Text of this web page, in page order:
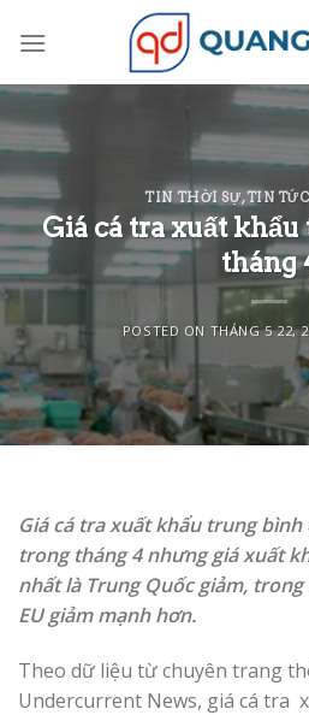
TIN THỜI SỰ,TIN
Giá cá tra xuất
tháng
POSTED ON THÁNG 5 22,
Giá cá tra xuất khẩu trung
trong tháng 4 nhưng giá xuất
nhất là Trung Quốc giảm,
EU giảm mạnh hơn.
Theo dữ liệu từ chuyên trang
Undercurrent News, giá cá tra